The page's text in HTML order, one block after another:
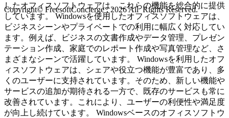
したオフィスソフトウェアは、これらの機能を総合的に提供
しています。 Windowsを使用したオフィスソフトウェアは、
ビジネスシーンやプライベートでの利用に幅広く対応してい
ます。例えば、ビジネスの文書作成やデータ管理、プレゼン
テーション作成、家庭でのレポート作成や写真管理など、さ
まざまなシーンで活躍しています。 Windowsを利用したオフ
ィスソフトウェアは、シェアや役立つ機能が豊富であり、多
くのユーザーに支持されています。そのため、新しい機能や
サービスの追加が期待される一方で、既存のサービスも常に
改善されています。これにより、ユーザーの利便性や満足度
が向上し続けています。 Windowsベースのオフィスソフトウ
Copyright© FreesoftConcierge , 2026 All Rights Reserved.